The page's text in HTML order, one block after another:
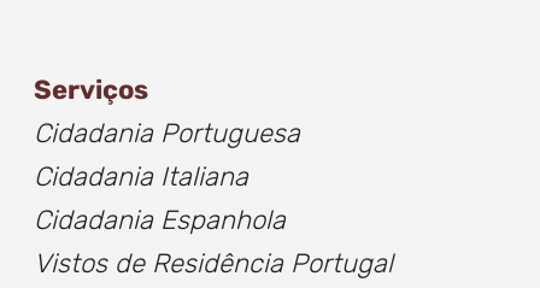
Serviços
Cidadania Portuguesa
Cidadania Italiana
Cidadania Espanhola
Vistos de Residência Portugal